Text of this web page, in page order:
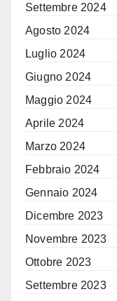
Settembre 2024
Agosto 2024
Luglio 2024
Giugno 2024
Maggio 2024
Aprile 2024
Marzo 2024
Febbraio 2024
Gennaio 2024
Dicembre 2023
Novembre 2023
Ottobre 2023
Settembre 2023